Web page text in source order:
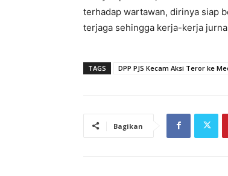
terhadap wartawan, dirinya siap
terjaga sehingga kerja-kerja
TAGS DPP PJS Kecam Aksi Teror ke
Bagikan